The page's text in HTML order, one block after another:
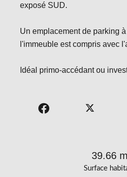
Surface
39.66
exposé SUD.
Un emplacement de parking
l'immeuble est compris avec
Idéal primo-accédant ou